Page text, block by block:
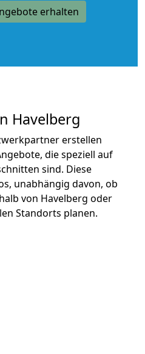
erhalten
Havelberg
erstellen
die speziell auf
sind. Diese
unabhängig davon, ob
von Havelberg oder
Standorts planen.